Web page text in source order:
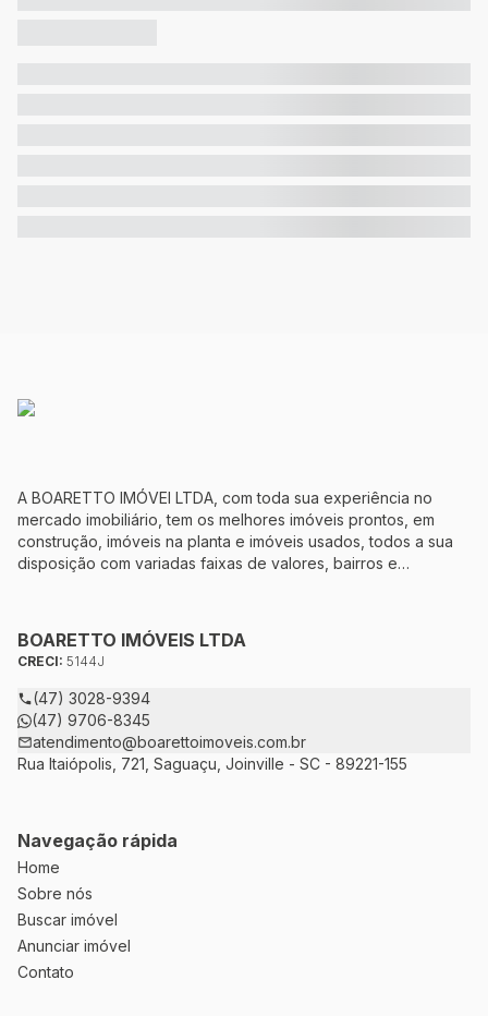
A BOARETTO IMÓVEI LTDA, com toda sua experiência no
mercado imobiliário, tem os melhores imóveis prontos, em
construção, imóveis na planta e imóveis usados, todos a sua
disposição com variadas faixas de valores, bairros e
ao CRECI-5144J – estarão sempre prontos para responder-lhe
todas as suas dúvidas sobre casas, apartamentos, terrenos,
salas comerciais e outros produtos imobiliários.
BOARETTO IMÓVEIS LTDA
CRECI: 5144J
(47) 3028-9394
(47) 9706-8345
atendimento@boarettoimoveis.com.br
Rua Itaiópolis, 721, Saguaçu, Joinville - SC - 89221-155
Navegação rápida
Home
Sobre nós
Buscar imóvel
Anunciar imóvel
Contato